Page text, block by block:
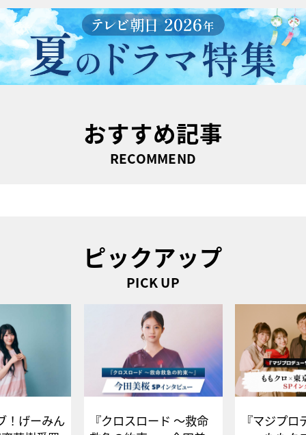
おすすめ記事
RECOMMEND
ピックアップ
PICK UP
！げーみん
『クロスロード ～救命
『マジプロ